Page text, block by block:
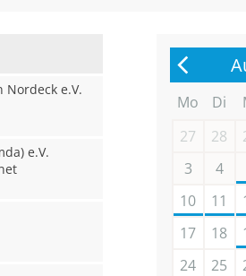
Mo Di
27
28
3
4
10
11
17
18
24
25
Nordeck e.V.
e.V.